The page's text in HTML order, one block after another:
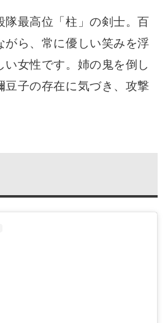
隊最高位「柱」の剣士。百
がら、常に優しい笑みを浮
い女性です。姉の鬼を倒し
豆子の存在に気づき、攻撃